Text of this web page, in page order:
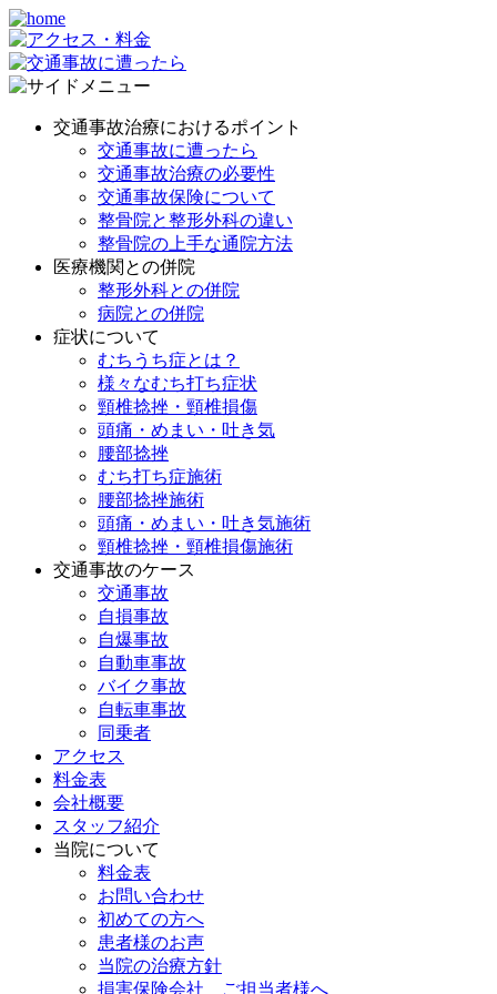
交通事故治療におけるポイント
交通事故に遭ったら
交通事故治療の必要性
交通事故保険について
整骨院と整形外科の違い
整骨院の上手な通院方法
医療機関との併院
整形外科との併院
病院との併院
症状について
むちうち症とは？
様々なむち打ち症状
頸椎捻挫・頸椎損傷
頭痛・めまい・吐き気
腰部捻挫
むち打ち症施術
腰部捻挫施術
頭痛・めまい・吐き気施術
頸椎捻挫・頸椎損傷施術
交通事故のケース
交通事故
自損事故
自爆事故
自動車事故
バイク事故
自転車事故
同乗者
アクセス
料金表
会社概要
スタッフ紹介
当院について
料金表
お問い合わせ
初めての方へ
患者様のお声
当院の治療方針
損害保険会社 ご担当者様へ